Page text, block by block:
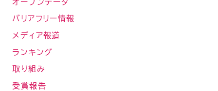
オープンデータ
バリアフリー情報
メディア報道
ランキング
取り組み
受賞報告